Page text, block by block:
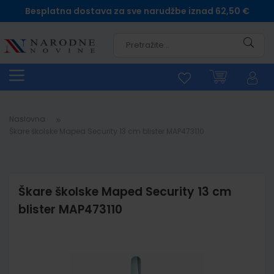
Besplatna dostava za sve narudžbe iznad 62,50 €
Naslovna
Škare školske Maped Security 13 cm
blister MAP473110